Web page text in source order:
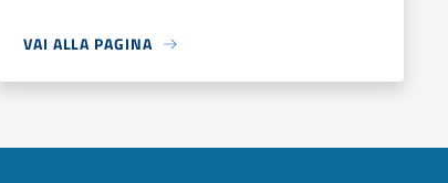
VAI ALLA PAGINA